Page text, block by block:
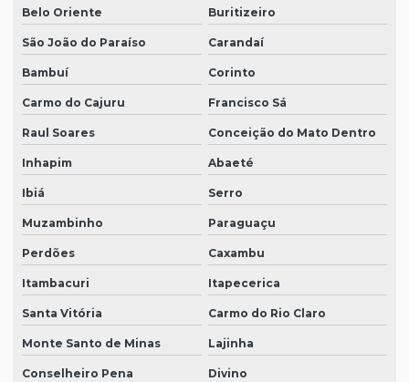
Belo Oriente Buritizeiro
São João do Paraíso Carandaí
Bambuí Corinto
Carmo do Cajuru Francisco Sá
Raul Soares Conceição do Mato Dentro
Inhapim Abaeté
Ibiá Serro
Muzambinho Paraguaçu
Perdões Caxambu
Itambacuri Itapecerica
Santa Vitória Carmo do Rio Claro
Monte Santo de Minas Lajinha
Conselheiro Pena Divino